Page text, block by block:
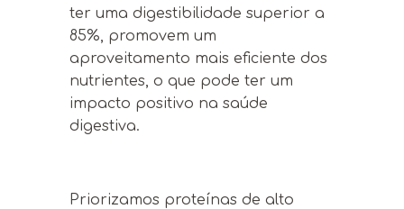
ter uma digestibilidade superior a
85%, promovem um
aproveitamento mais eficiente dos
nutrientes, o que pode ter um
impacto positivo na saúde
digestiva.
Priorizamos proteínas de alto